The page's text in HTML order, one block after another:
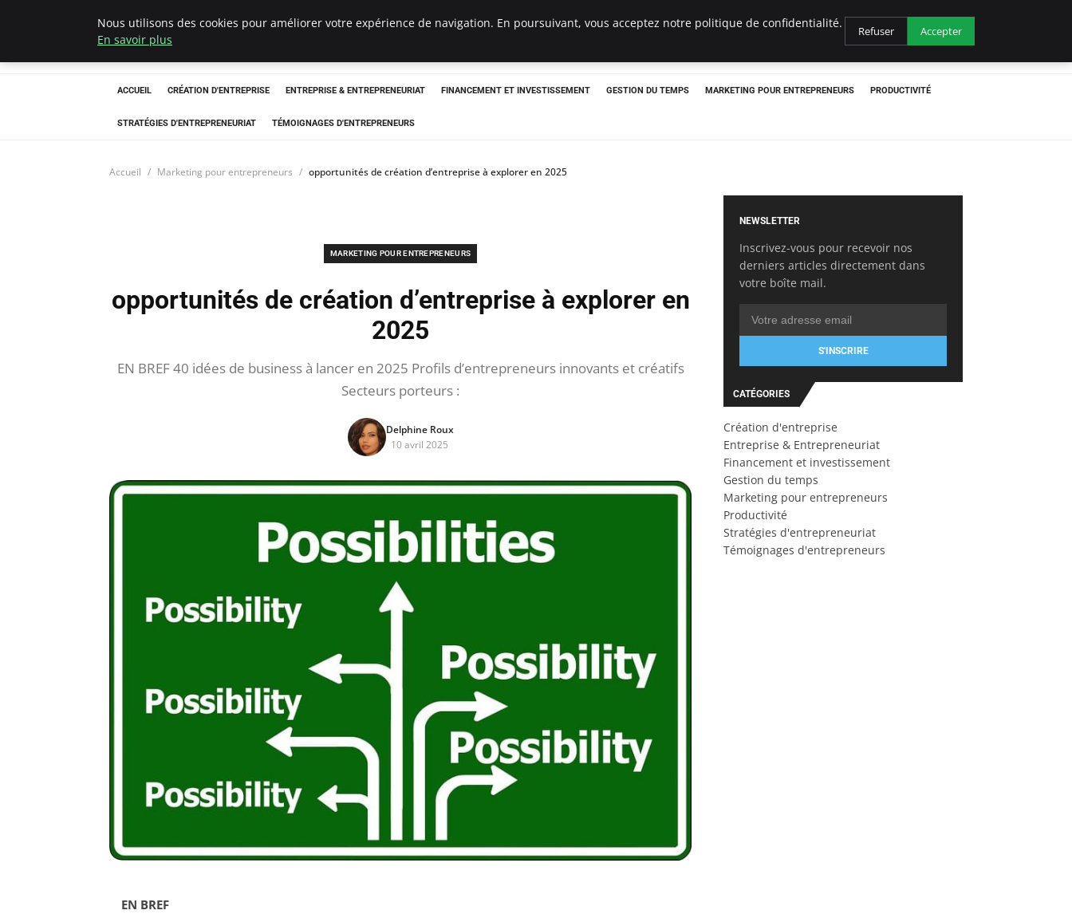
LECFCM
ACCUEIL CRÉATION D'ENTREPRISE ENTREPRISE & ENTREPRENEURIAT FINANCEMENT ET INVESTISSEMENT GESTION DU TEMPS MARKETING POUR ENTREPRENEURS PRODUCTIVITÉ
STRATÉGIES D'ENTREPRENEURIAT TÉMOIGNAGES D'ENTREPRENEURS
Accueil Marketing pour entrepreneurs opportunités de création d’entreprise à explorer en 2025
MARKETING POUR ENTREPRENEURS
opportunités de création d’entreprise à explorer en
2025
EN BREF 40 idées de business à lancer en 2025 Profils d’entrepreneurs innovants et créatifs
Secteurs porteurs :
Delphine Roux
10 avril 2025
EN BREF
NEWSLETTER
Inscrivez-vous pour recevoir nos
derniers articles directement dans
votre boîte mail.
S'INSCRIRE
CATÉGORIES
Création d'entreprise
Entreprise & Entrepreneuriat
Financement et investissement
Gestion du temps
Marketing pour entrepreneurs
Productivité
Stratégies d'entrepreneuriat
Témoignages d'entrepreneurs
Nous utilisons des cookies pour améliorer votre expérience de navigation. En poursuivant, vous acceptez notre politique de confidentialité.
En savoir plus
Refuser Accepter